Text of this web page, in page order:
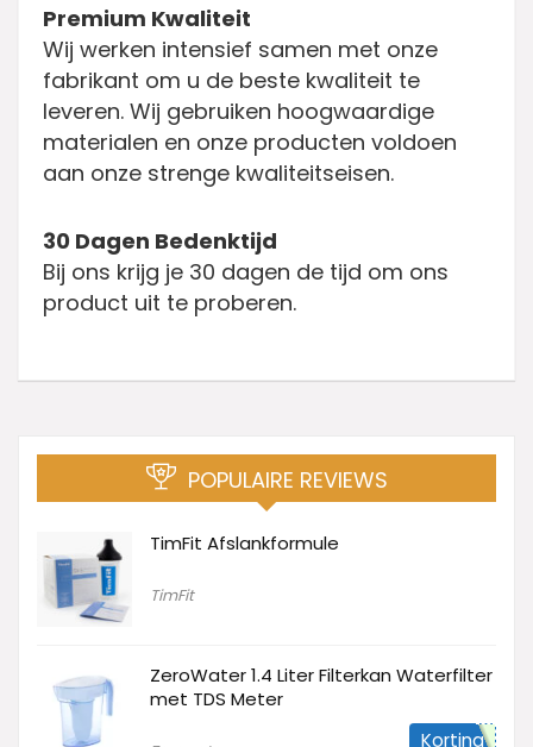
Premium Kwaliteit
Wij werken intensief samen met onze
fabrikant om u de beste kwaliteit te
leveren. Wij gebruiken hoogwaardige
materialen en onze producten voldoen
aan onze strenge kwaliteitseisen.
30 Dagen Bedenktijd
Bij ons krijg je 30 dagen de tijd om ons
product uit te proberen.
POPULAIRE REVIEWS
TimFit Afslankformule
TimFit
ZeroWater 1.4 Liter Filterkan Waterfilter
met TDS Meter
Korting